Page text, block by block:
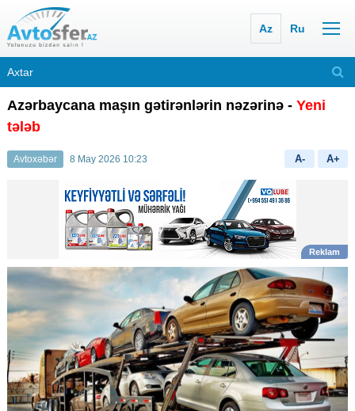
Az Ru
Azərbaycana maşın gətirənlərin nəzərinə - Yeni
tələb
Avtoxəbər 8 May 2026 10:23 A- A+